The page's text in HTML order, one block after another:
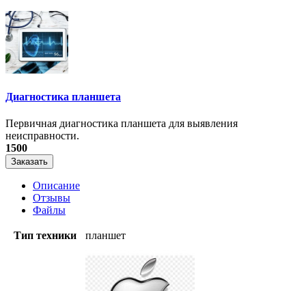
Диагностика планшета
Первичная диагностика планшета для выявления
неисправности.
1500
Заказать
Описание
Отзывы
Файлы
Тип техники планшет